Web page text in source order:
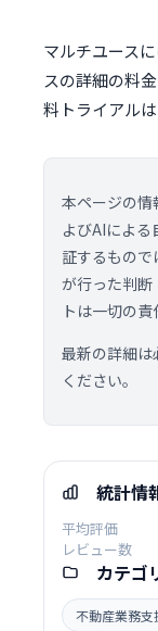
マルチユース
スの詳細の料
料トライアルは
本ページの
よびAIによ
証するもの
が行った判断
トは一切の責
最新の詳細
ください。
統計情
平均評価
レビュー数
カテゴ
不動産業務支